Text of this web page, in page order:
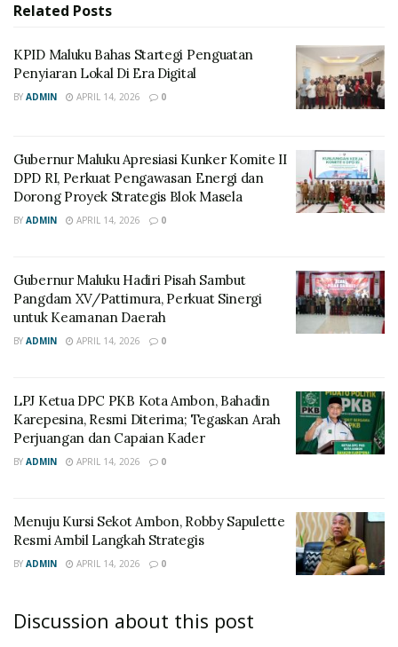
Related Posts
KPID Maluku Bahas Startegi Penguatan
Penyiaran Lokal Di Era Digital
BY ADMIN APRIL 14, 2026 0
Gubernur Maluku Apresiasi Kunker Komite II
DPD RI, Perkuat Pengawasan Energi dan
Dorong Proyek Strategis Blok Masela
BY ADMIN APRIL 14, 2026 0
Gubernur Maluku Hadiri Pisah Sambut
Pangdam XV/Pattimura, Perkuat Sinergi
untuk Keamanan Daerah
BY ADMIN APRIL 14, 2026 0
LPJ Ketua DPC PKB Kota Ambon, Bahadin
Karepesina, Resmi Diterima; Tegaskan Arah
Perjuangan dan Capaian Kader
BY ADMIN APRIL 14, 2026 0
Menuju Kursi Sekot Ambon, Robby Sapulette
Resmi Ambil Langkah Strategis
BY ADMIN APRIL 14, 2026 0
Discussion about this post